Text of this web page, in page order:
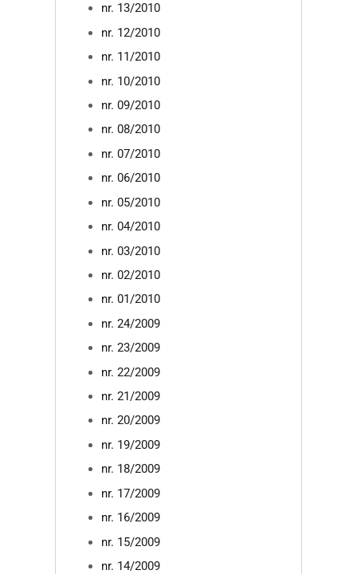
nr. 13/2010
nr. 12/2010
nr. 11/2010
nr. 10/2010
nr. 09/2010
nr. 08/2010
nr. 07/2010
nr. 06/2010
nr. 05/2010
nr. 04/2010
nr. 03/2010
nr. 02/2010
nr. 01/2010
nr. 24/2009
nr. 23/2009
nr. 22/2009
nr. 21/2009
nr. 20/2009
nr. 19/2009
nr. 18/2009
nr. 17/2009
nr. 16/2009
nr. 15/2009
nr. 14/2009